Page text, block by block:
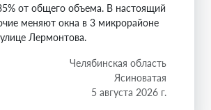
от общего объема. В настоящий
меняют окна в 3 микрорайоне
Лермонтова.
Челябинская область
Ясиноватая
5 августа 2026 г.